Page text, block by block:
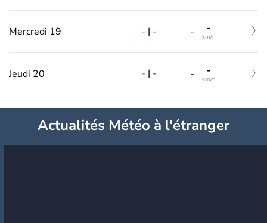
Mercredi 19 - | - - -
km/h
Jeudi 20 - | - - -
km/h
Actualités Météo à l'étranger